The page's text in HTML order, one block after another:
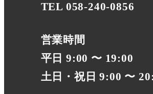
TEL 058-240-0856
営業時間
平日 9:00 〜 19:00
土日・祝日 9:00 〜